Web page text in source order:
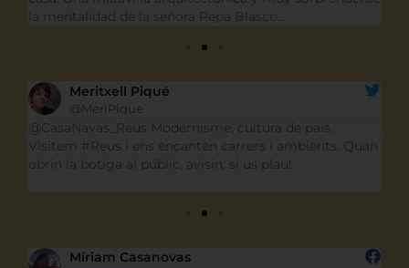
la mentalidad de la señora Pepa Blasco...
Meritxell Piqué
@MeriPique
@CasaNavas_Reus Modernisme, cultura de païs.
Visitem #Reus i ens encanten carrers i ambients. Quan
obrin la botiga al públic, avisin, si us plau!
Míriam Casanovas